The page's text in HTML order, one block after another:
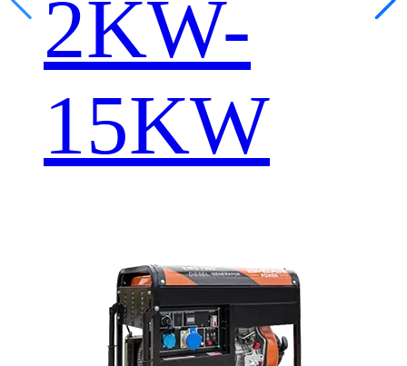
2KW-
15KW